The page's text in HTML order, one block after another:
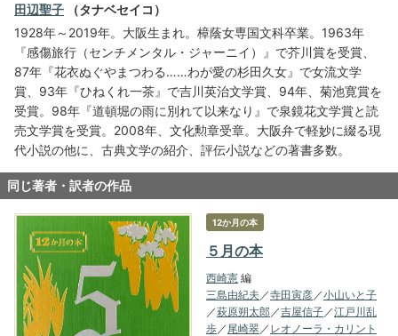
田辺聖子 （タナベセイコ）
1928年～2019年。大阪生まれ。樟蔭女専国文科卒業。1963年
『感傷旅行（センチメンタル・ジャーニイ）』で芥川賞を受賞、
87年『花衣ぬぐやまつわる……わが愛の杉田久女』で女流文学
賞、93年『ひねくれ一茶』で吉川英治文学賞、94年、菊池寛賞を
受賞。98年『道頓堀の雨に別れて以来なり』で泉鏡花文学賞と読
売文学賞を受賞。2008年、文化勲章受章。大阪弁で軽妙に綴る現
代小説の他に、古典文学の紹介、評伝小説などの著書多数。
同じ著者・訳者の作品
12か月の本
５月の本
西崎憲 編
三島由紀夫 ／寺田寅彦 ／小山いと子
／萩原朔太郎 ／吉屋信子 ／江戸川乱
歩 ／ 尾崎翠 ／ レオノーラ・カリント